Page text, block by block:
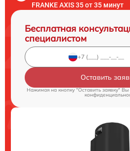
FRANKE AXIS 35 от 35 минут
Бесплатная
специалистом
Оставить
Нажимая на кнопку "Оставить заявку"